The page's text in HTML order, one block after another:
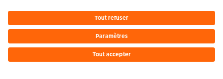
* Les prix s’entendent TVA comprise, frais de traitement et/ou d’envoi en sus,
Le produit présenté a éventuellement un prix plus élevé.
|Conditions générales|Protection des données|Mentions légales